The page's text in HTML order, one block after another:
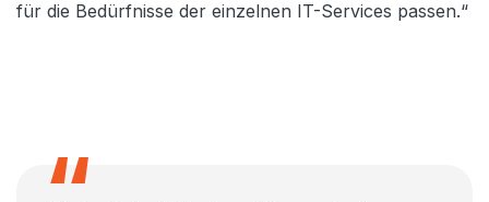
für die Bedürfnisse der einzelnen IT-Services passen.“